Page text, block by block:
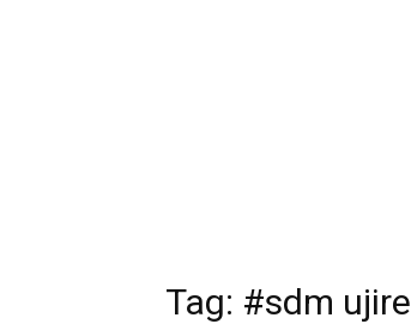
Tag: #sdm ujire